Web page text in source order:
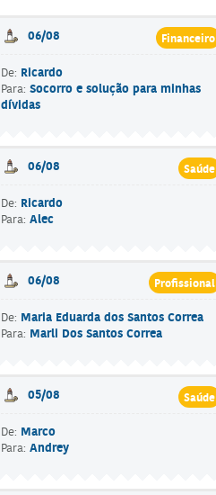
Financeiro
06/08
De: Ricardo
Para: Socorro e solução para minhas
dívidas
Saúde
06/08
De: Ricardo
Para: Alec
Profissional
06/08
De: Maria Eduarda dos Santos Correa
Para: Marli Dos Santos Correa
Saúde
05/08
De: Marco
Para: Andrey